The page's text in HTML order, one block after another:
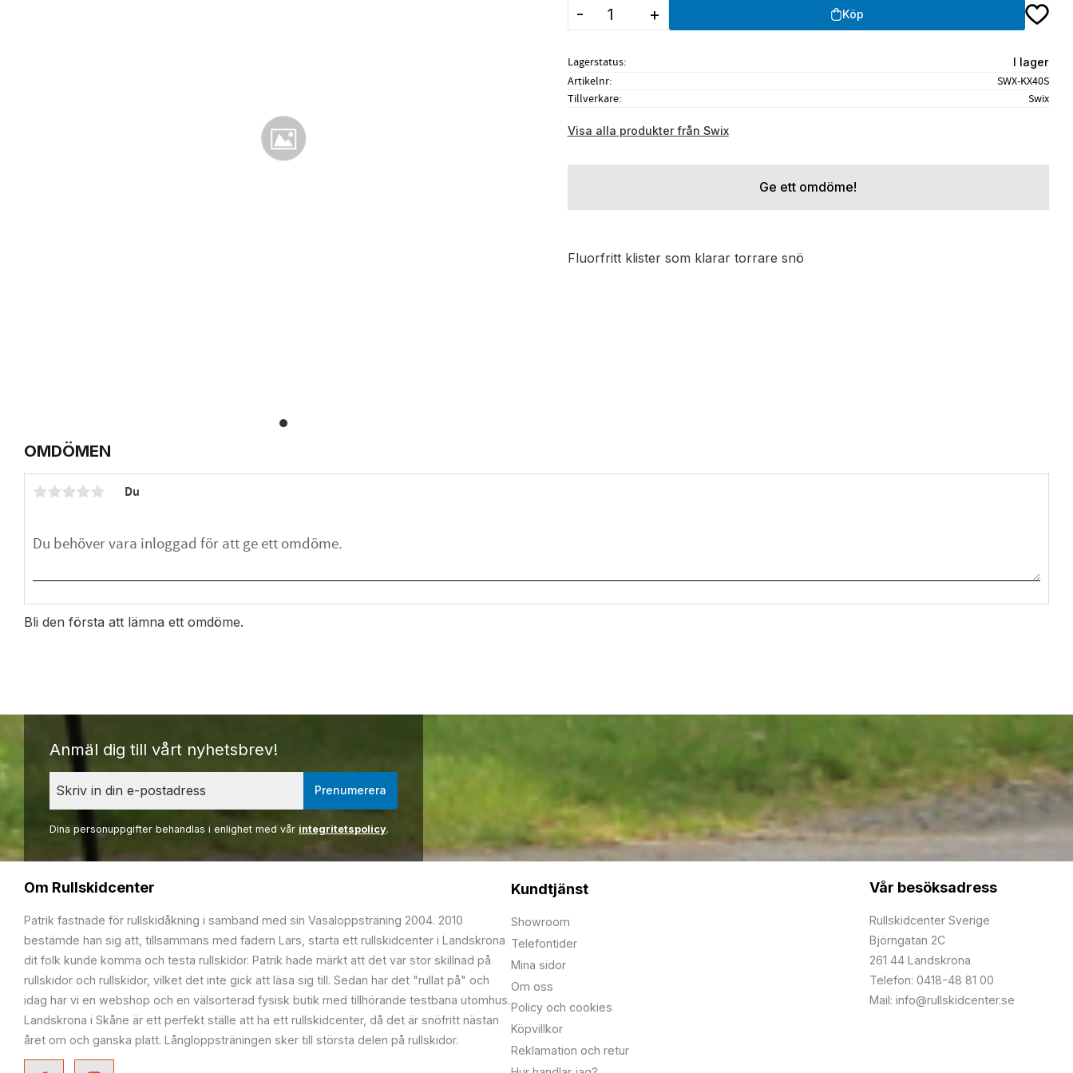
+
- Köp Lägg
Lagerstatus I lager
Artikelnr
SWX-KX40S
Tillverkare
Swix
Visa alla produkter från Swix
Ge ett omdöme!
Fluorfritt klister som klarar torrare snö
OMDÖMEN
Du
Bli den första att lämna ett omdöme.
Anmäl dig till vårt nyhetsbrev!
Prenumerera
Dina personuppgifter behandlas i enlighet med vår integritetspolicy.
Om Rullskidcenter
Patrik fastnade för rullskidåkning i samband med sin Vasaloppsträning 2004. 2010
bestämde han sig att, tillsammans med fadern Lars, starta ett rullskidcenter i Landskrona
dit folk kunde komma och testa rullskidor. Patrik hade märkt att det var stor skillnad på
rullskidor och rullskidor, vilket det inte gick att läsa sig till. Sedan har det "rullat på" och
idag har vi en webshop och en välsorterad fysisk butik med tillhörande testbana utomhus.
Landskrona i Skåne är ett perfekt ställe att ha ett rullskidcenter, då det är snöfritt nästan
året om och ganska platt. Långloppsträningen sker till största delen på rullskidor.
Kundtjänst
Showroom
Telefontider
Mina sidor
Om oss
Policy och cookies
Köpvillkor
Reklamation och retur
Vår besöksadress
Rullskidcenter Sverige
Björngatan 2C
261 44 Landskrona
Telefon: 0418-48 81 00
Mail: info@rullskidcenter.se